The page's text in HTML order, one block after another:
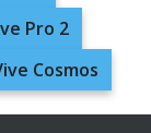
Pro 2
Cosmos